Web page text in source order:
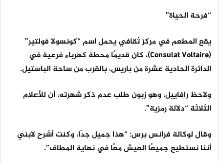
“فرحة الحياة”
يقع المطعم في مركز ثقافي يحمل اسم “كونسولا فولتير”
(Consulat Voltaire)، كان قديمًا محطة كهرباء فرعية في
الدائرة الحادية عشرة من باريس، بالقرب من ساحة الباستيل.
ولاحظ رافاييل، وهو زبون طلب عدم ذكر شهرته، أن للأعلام
الثلاثة “دلالة رمزية”.
وقال لوكالة فرانس برس: “هذا جميل جدًا، وكنت أشرح لابني
أننا نستطيع جميعًا العيش معًا في نهاية المطاف”.